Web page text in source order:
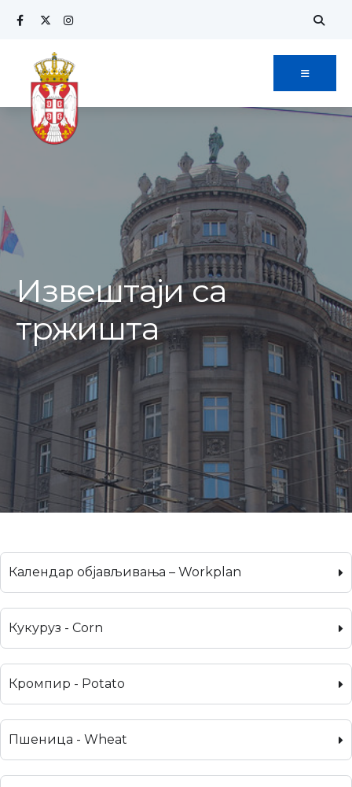
Извештаји са
тржишта
Календар објављивања – Workplan
Кукуруз - Corn
Кромпир - Potato
Пшеница - Wheat